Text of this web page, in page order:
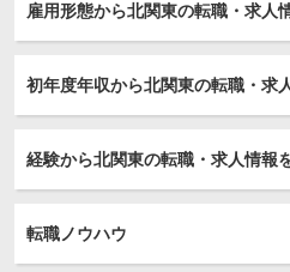
雇用形態から北関東の転職・求人
初年度年収から北関東の転職・求
経験から北関東の転職・求人情報
転職ノウハウ